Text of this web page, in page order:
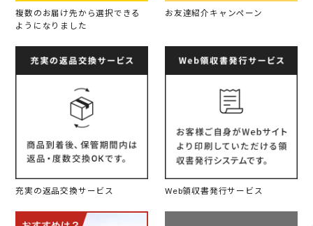
複数のお届け先から選択できる
ようになりました
お友達紹介キャンペーン
充実の返品交換サービス Web領収書発行サービス